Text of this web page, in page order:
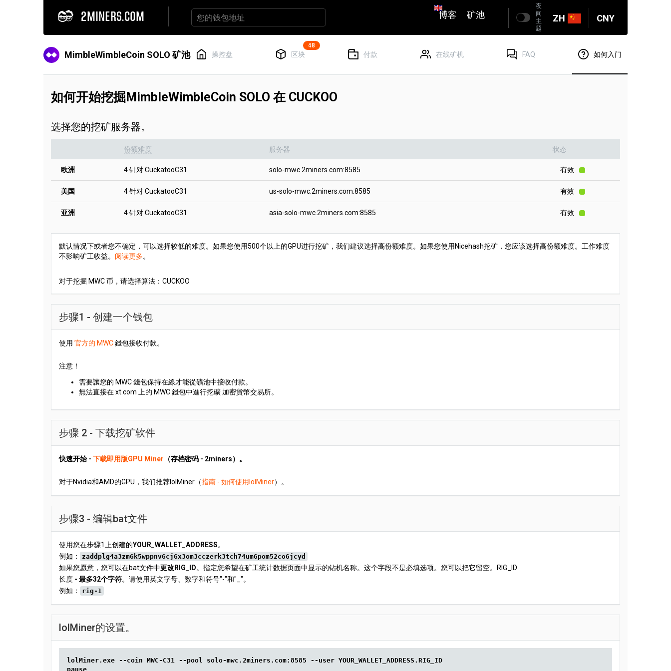
2MINERS.COM ZH CNY
博客 矿池
夜
间
主
题
MimbleWimbleCoin SOLO 矿池 操控盘 区块
48
付款 在线矿机 FAQ 如何入门
如何开始挖掘MimbleWimbleCoin SOLO 在 CUCKOO
选择您的挖矿服务器。
份额难度 服务器 状态
欧洲 4 针对 CuckatooC31 solo-mwc.2miners.com:8585 有效
美国 4 针对 CuckatooC31 us-solo-mwc.2miners.com:8585 有效
亚洲 4 针对 CuckatooC31 asia-solo-mwc.2miners.com:8585 有效
默认情况下或者您不确定，可以选择较低的难度。如果您使用500个以上的GPU进行挖矿，我们建议选择高份额难度。如果您使用Nicehash挖矿，您应该选择高份额难度。工作难度
不影响矿工收益。 阅读更多。
对于挖掘 MWC 币，请选择算法：CUCKOO
步骤1 - 创建一个钱包
使用 官方的 MWC錢包接收付款。
注意！
需要讓您的 MWC 錢包保持在線才能從礦池中接收付款。
無法直接在 xt.com 上的 MWC 錢包中進行挖礦 加密貨幣交易所。
步骤 2 - 下载挖矿软件
快速开始 - 下载即用版GPU Miner （存档密码 - 2miners）。
对于Nvidia和AMD的GPU，我们推荐lolMiner（指南 - 如何使用lolMiner）。
步骤3 - 编辑bat文件
使用您在步骤1上创建的YOUR_WALLET_ADDRESS。
例如：
zaddplg4a3zm6k5wppnv6cj6x3om3cczerk3tch74um6pom52co6jcyd
如果您愿意，您可以在bat文件中更改RIG_ID。指定您希望在矿工统计数据页面中显示的钻机名称。这个字段不是必填选项。您可以把它留空。RIG_ID
长度 - 最多32个字符。请使用英文字母、数字和符号"-"和"_"。
例如：
rig-1
lolMiner的设置。
lolMiner.exe --coin MWC-C31 --pool solo-mwc.2miners.com:8585 --user YOUR_WALLET_ADDRESS.RIG_ID
pause